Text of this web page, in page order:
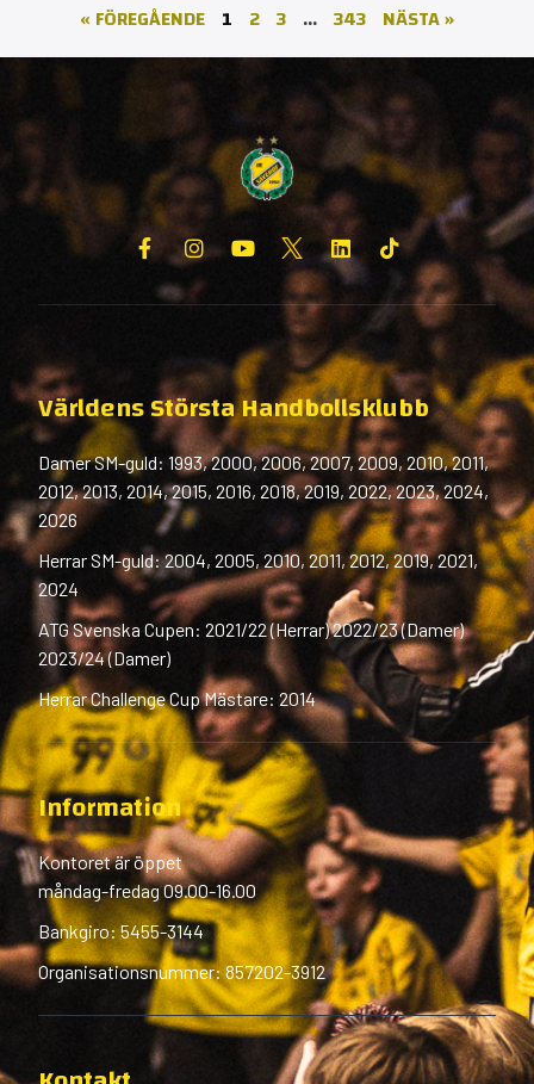
« FÖREGÅENDE 1 2 3 … 343 NÄSTA »
Världens Största Handbollsklubb
Damer SM-guld: 1993, 2000, 2006, 2007, 2009, 2010, 2011,
2012, 2013, 2014, 2015, 2016, 2018, 2019, 2022, 2023, 2024,
2026
Herrar SM-guld: 2004, 2005, 2010, 2011, 2012, 2019, 2021,
2024
ATG Svenska Cupen: 2021/22 (Herrar) 2022/23 (Damer)
2023/24 (Damer)
Herrar Challenge Cup Mästare: 2014
Information
Kontoret är öppet
måndag-fredag 09.00-16.00
Bankgiro: 5455-3144
Organisationsnummer: 857202-3912